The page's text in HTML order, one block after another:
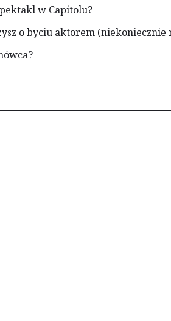
w Capitolu?
o byciu aktorem (niekoniecznie